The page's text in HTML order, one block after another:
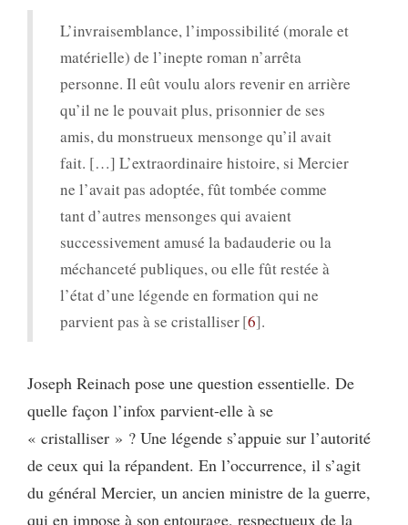
L’invraisemblance, l’impossibilité (morale et
matérielle) de l’inepte roman n’arrêta
personne. Il eût voulu alors revenir en arrière
qu’il ne le pouvait plus, prisonnier de ses
amis, du monstrueux mensonge qu’il avait
fait. […] L’extraordinaire histoire, si Mercier
ne l’avait pas adoptée, fût tombée comme
tant d’autres mensonges qui avaient
successivement amusé la badauderie ou la
méchanceté publiques, ou elle fût restée à
l’état d’une légende en formation qui ne
parvient pas à se cristalliser 6 .
Joseph Reinach pose une question essentielle. De
quelle façon l’infox parvient-elle à se
« cristalliser » ? Une légende s’appuie sur l’autorité
de ceux qui la répandent. En l’occurrence, il s’agit
du général Mercier, un ancien ministre de la guerre,
qui en impose à son entourage, respectueux de la